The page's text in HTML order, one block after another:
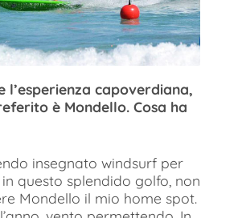
l’esperienza capoverdiana,
è Mondello. Cosa ha
insegnato windsurf per
questo splendido golfo, non
Mondello il mio home spot.